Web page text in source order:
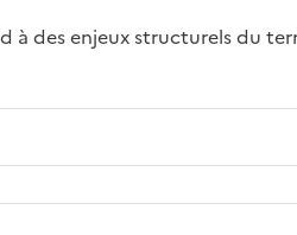
à des enjeux structurels du